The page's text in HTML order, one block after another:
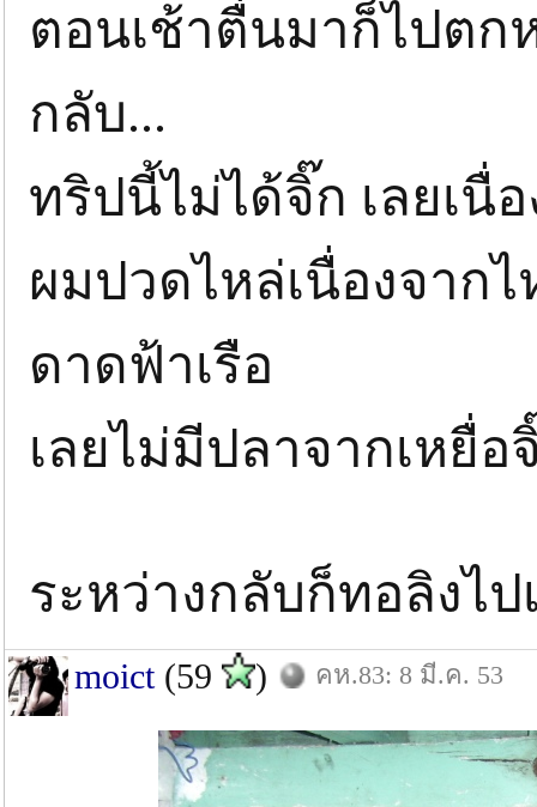
ตอนเช้าตื่นมาก็ไปตก
กลับ...
ทริปนี้ไม่ได้จิ๊ก เลยเ
ผมปวดไหล่เนื่องจาก
ดาดฟ้าเรือ
เลยไม่มีปลาจากเหยื่
ระหว่างกลับก็ทอลิงไป
moict(59 ) คห.83: 8 มี.ค. 53